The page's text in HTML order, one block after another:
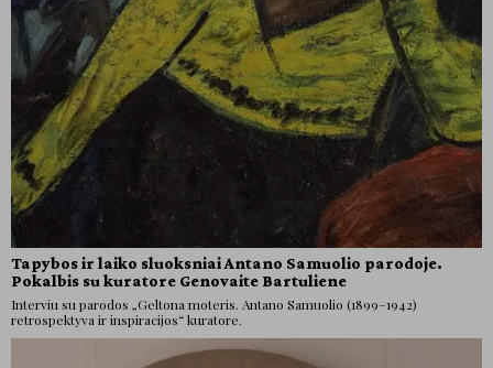
Tapybos ir laiko sluoksniai Antano Samuolio parodoje.
Pokalbis su kuratore Genovaite Bartuliene
Interviu su parodos „Geltona moteris. Antano Samuolio (1899–1942)
retrospektyva ir inspiracijos“ kuratore.